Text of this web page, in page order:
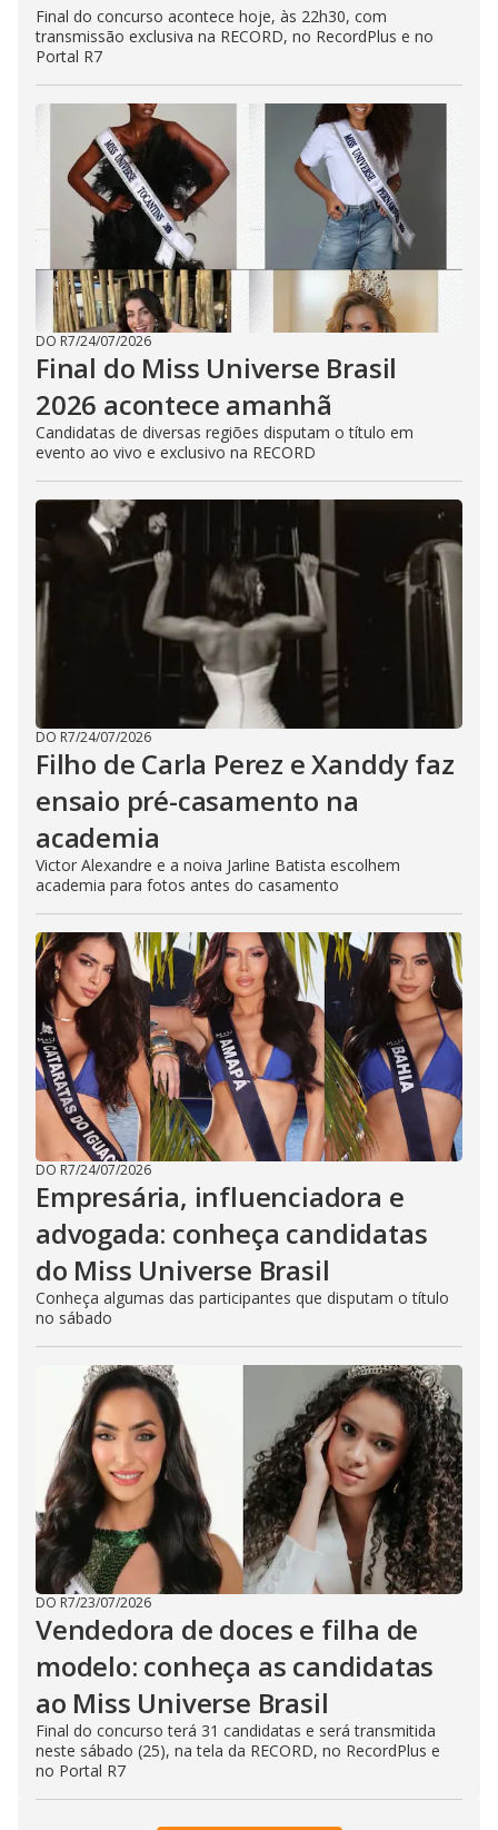
Final do concurso acontece hoje, às 22h30, com
transmissão exclusiva na RECORD, no RecordPlus e no
Portal R7
DO R7/24/07/2026
Final do Miss Universe Brasil
2026 acontece amanhã
Candidatas de diversas regiões disputam o título em
evento ao vivo e exclusivo na RECORD
DO R7/24/07/2026
Filho de Carla Perez e Xanddy faz
ensaio pré-casamento na
academia
Victor Alexandre e a noiva Jarline Batista escolhem
academia para fotos antes do casamento
DO R7/24/07/2026
Empresária, influenciadora e
advogada: conheça candidatas
do Miss Universe Brasil
Conheça algumas das participantes que disputam o título
no sábado
DO R7/23/07/2026
Vendedora de doces e filha de
modelo: conheça as candidatas
ao Miss Universe Brasil
Final do concurso terá 31 candidatas e será transmitida
neste sábado (25), na tela da RECORD, no RecordPlus e
no Portal R7